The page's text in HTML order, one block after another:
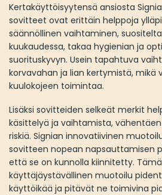
Kertakäyttöisyytensä ansiosta
sovitteet ovat erittäin helppoja
säännöllinen vaihtaminen,
kuukaudessa, takaa hygienian ja
suorituskyvyn. Usein tapahtuva
korvavahan ja lian kertymistä, mikä
kuulokojeen toimintaa.
Lisäksi sovitteiden selkeät merkit
käsittelyä ja vaihtamista,
riskiä. Signian innovatiivinen
sovitteen nopean napsauttamisen
että se on kunnolla kiinnitetty.
käyttäjäystävällinen muotoilu
käyttöikää ja pitävät ne toimivina